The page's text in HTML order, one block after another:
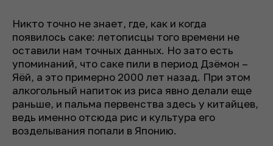
Никто точно не знает, где, как и когда
появилось саке: летописцы того времени не
оставили нам точных данных. Но зато есть
упоминаний, что саке пили в период Дзёмон –
Яёй, а это примерно 2000 лет назад. При этом
алкогольный напиток из риса явно делали еще
раньше, и пальма первенства здесь у китайцев,
ведь именно отсюда рис и культура его
возделывания попали в Японию.